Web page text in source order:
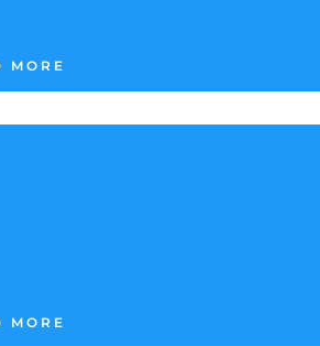
MORE
MORE